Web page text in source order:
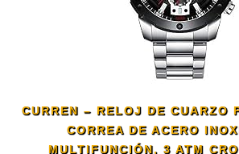
CURREN – RELOJ DE CUARZO
CORREA DE ACERO
MULTIFUNCIÓN, 3 ATM